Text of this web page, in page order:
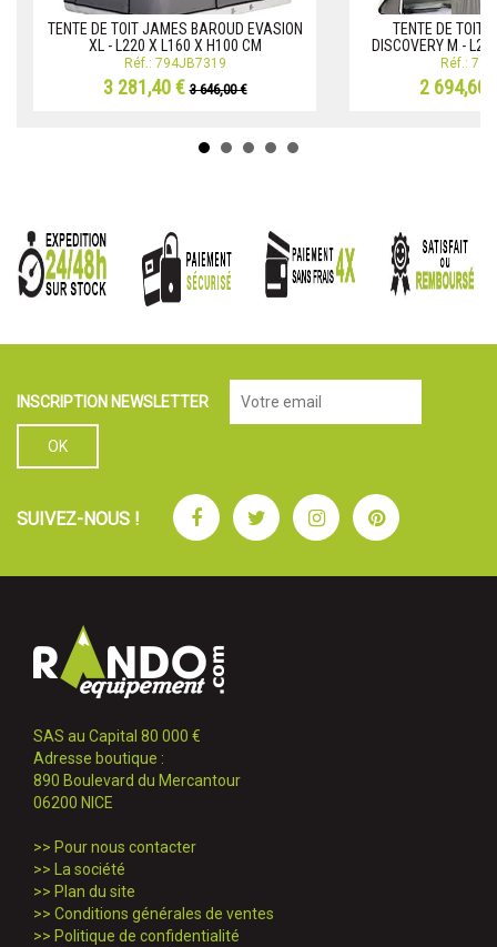
TENTE DE TOIT JAMES BAROUD EVASION
XL - L220 X L160 X H100 CM
Réf.: 794JB7319
3 281,40 €3 646,00 €
TENTE DE TOIT
DISCOVERY M -
Réf.:
2 694,60
INSCRIPTION NEWSLETTER
SUIVEZ-NOUS ! FacebookTwitterInstagramPinterest
SAS au Capital 80 000 €
Adresse boutique :
890 Boulevard du Mercantour
06200 NICE
>> Pour nous contacter
>>
La société
>> Plan du site
>> Conditions générales de ventes
>> Politique de confidentialité